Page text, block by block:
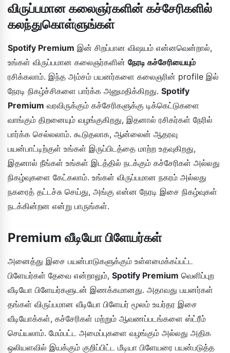
விருப்பமான கலைஞர்களின் கச்சேரிகளில்
கலந்துகொள்ளுங்கள்
Spotify Premium இன் சிறப்பான விஷயம் என்னவென்றால்,
உங்கள் விருப்பமான கலைஞர்களின் நேரடி கச்சேரியையும்
ரசிக்கலாம். இந்த அம்சம் பயனர்களை கலைஞரின் profile இல்
நேரடி நிகழ்ச்சிகளை பார்க்க அனுமதிக்கிறது. Spotify
Premium வரவிருக்கும் கச்சேரிகளுக்கு டிக்கெட்டுகளை
வாங்கும் திறனையும் வழங்குகிறது, இதனால் ரசிகர்கள் நேரில்
பார்க்க செல்லலாம். கூடுதலாக, ஆன்லைன் ஆதரவு
பயன்பாட்டிற்குள் உங்கள் இருப்பிடத்தை மாற்ற உதவுகிறது,
இதனால் நீங்கள் உங்கள் இடத்தில் நடக்கும் கச்சேரிகள் அல்லது
நிகழ்வுகளை கேட்கலாம். உங்கள் விருப்பமான நகரம் அல்லது
நகரைத் தட்டச்சு செய்து, அங்கு என்ன நேரடி இசை நிகழ்வுகள்
நடக்கின்றன என்று பாருங்கள்.
Premium வீடியோ பிளேயர்கள்
அனைத்து இசை பயன்பாடுகளுக்கும் உள்ளமைக்கப்பட்ட
பிளேயர்கள் தேவை என்றாலும், Spotify Premium வெளிப்புற
வீடியோ பிளேயர்களுடன் இணக்கமானது. அதாவது பயனர்கள்
தங்கள் விருப்பமான வீடியோ பிளேயர் மூலம் உயர்தர இசை
வீடியோக்கள், கச்சேரிகள் மற்றும் ஆவணப்படங்களை ஸ்ட்ரீம்
செய்யலாம். மேம்பட்ட அமைப்புகளை வழங்கும் அல்லது அதிக
ஒலியளவில் இயக்கும் குறிப்பிட்ட மீடியா பிளேயரை பயன்படுத்த